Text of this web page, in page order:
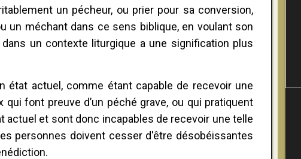
un pécheur, ou prier pour sa conversion,
un méchant dans ce sens biblique, en voulant son
un contexte liturgique a une signification plus
état actuel, comme étant capable de recevoir une
font preuve d’un péché grave, ou qui pratiquent
actuel et sont donc incapables de recevoir une telle
personnes doivent cesser d'être désobéissantes